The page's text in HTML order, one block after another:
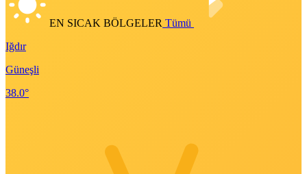
EN SICAK BÖLGELER Tümü
Iğdır
Güneşli
38.0°